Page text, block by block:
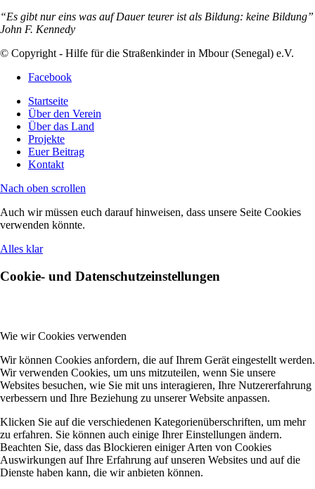
“Es gibt nur eins was auf Dauer teurer ist als Bildung: keine Bildung”
John F. Kennedy
© Copyright - Hilfe für die Straßenkinder in Mbour (Senegal) e.V.
Facebook
Startseite
Über den Verein
Über das Land
Projekte
Euer Beitrag
Kontakt
Nach oben scrollen
Auch wir müssen euch darauf hinweisen, dass unsere Seite Cookies
verwenden könnte.
Alles klar
Cookie- und Datenschutzeinstellungen
Wie wir Cookies verwenden
Wir können Cookies anfordern, die auf Ihrem Gerät eingestellt werden.
Wir verwenden Cookies, um uns mitzuteilen, wenn Sie unsere
Websites besuchen, wie Sie mit uns interagieren, Ihre Nutzererfahrung
verbessern und Ihre Beziehung zu unserer Website anpassen.
Klicken Sie auf die verschiedenen Kategorienüberschriften, um mehr
zu erfahren. Sie können auch einige Ihrer Einstellungen ändern.
Beachten Sie, dass das Blockieren einiger Arten von Cookies
Auswirkungen auf Ihre Erfahrung auf unseren Websites und auf die
Dienste haben kann, die wir anbieten können.